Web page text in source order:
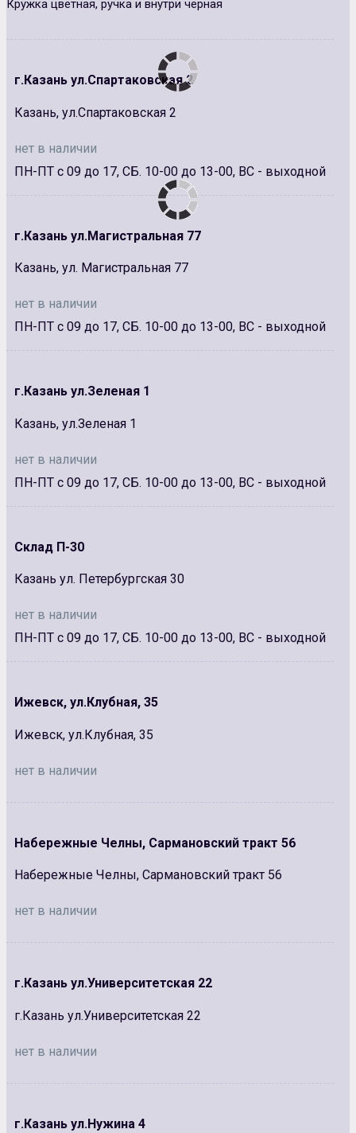
Кружка цветная, ручка и внутри черная
г.Казань ул.Спартаковская 2
Казань, ул.Спартаковская 2
нет в наличии
ПН-ПТ с 09 до 17, СБ. 10-00 до 13-00, ВС - выходной
г.Казань ул.Магистральная 77
Казань, ул. Магистральная 77
нет в наличии
ПН-ПТ с 09 до 17, СБ. 10-00 до 13-00, ВС - выходной
г.Казань ул.Зеленая 1
Казань, ул.Зеленая 1
нет в наличии
ПН-ПТ с 09 до 17, СБ. 10-00 до 13-00, ВС - выходной
Склад П-30
Казань ул. Петербургская 30
нет в наличии
ПН-ПТ с 09 до 17, СБ. 10-00 до 13-00, ВС - выходной
Ижевск, ул.Клубная, 35
Ижевск, ул.Клубная, 35
нет в наличии
Набережные Челны, Сармановский тракт 56
Набережные Челны, Сармановский тракт 56
нет в наличии
г.Казань ул.Университетская 22
г.Казань ул.Университетская 22
нет в наличии
г.Казань ул.Нужина 4